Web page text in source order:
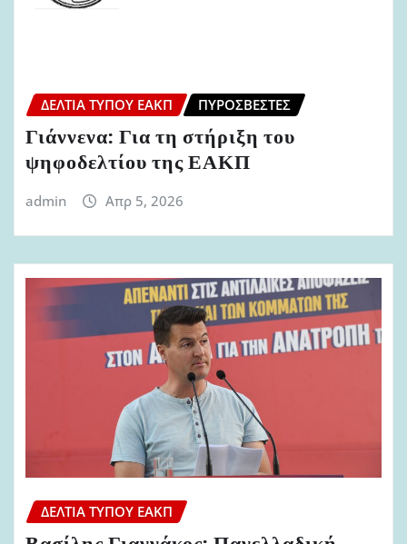
ΔΕΛΤΊΑ ΤΎΠΟΥ ΕΑΚΠ ΠΥΡΟΣΒΈΣΤΕΣ
Γιάννενα: Για τη στήριξη του
ψηφοδελτίου της ΕΑΚΠ
admin Απρ 5, 2026
ΔΕΛΤΊΑ ΤΎΠΟΥ ΕΑΚΠ